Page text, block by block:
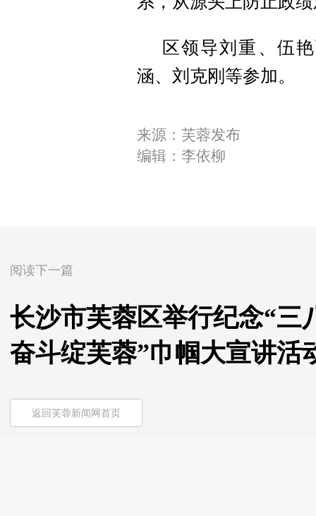
区领导刘重、伍
涵、刘克刚等参加。
来源：芙蓉发布
编辑：李依柳
阅读下一篇
长沙市芙蓉区举行纪念“三
奋斗绽芙蓉”巾帼大宣讲活
返回芙蓉新闻网首页